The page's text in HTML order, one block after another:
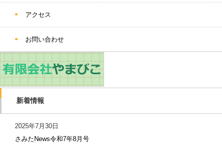
アクセス
お問い合わせ
新着情報
2025年7月30日
さみたNews令和7年8月号